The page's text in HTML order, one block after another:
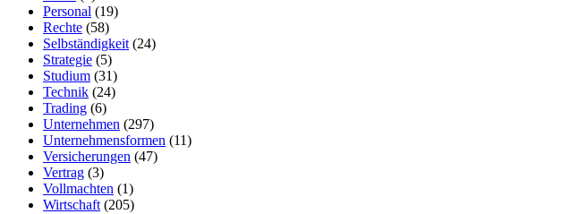
Personal (19)
Rechte (58)
Selbständigkeit (24)
Strategie (5)
Studium (31)
Technik (24)
Trading (6)
Unternehmen (297)
Unternehmensformen (11)
Versicherungen (47)
Vertrag (3)
Vollmachten (1)
Wirtschaft (205)